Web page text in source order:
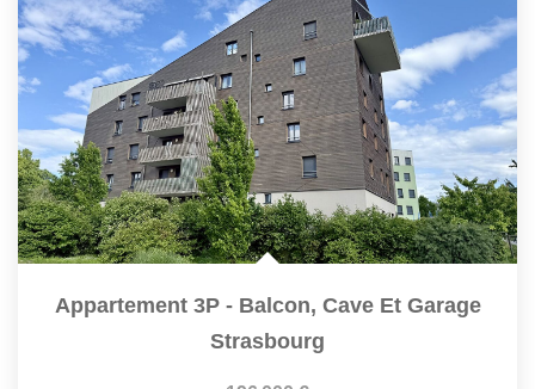
Appartement 3P - Balcon, Cave Et Garage
Strasbourg